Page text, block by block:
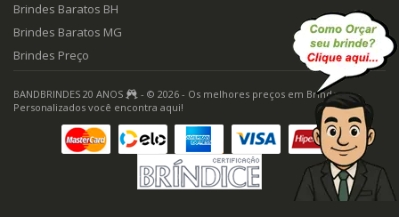
Brindes Baratos BH
Brindes Baratos MG
Brindes Preço
BANDBRINDES 20 ANOS
- © 2026 - Os melhores preços em Brindes
Personalizados você encontra aqui!